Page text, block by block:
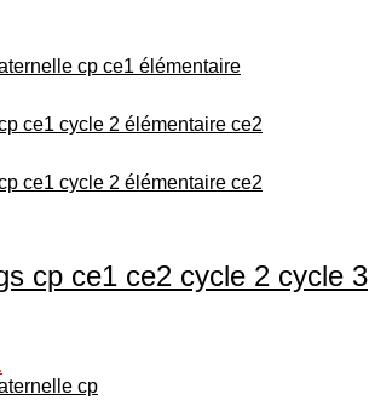
cp ce1 élémentaire
ce1 cycle 2 élémentaire ce2
ce1 cycle 2 élémentaire ce2
cp ce1 ce2 cycle 2 cycle 3
cp